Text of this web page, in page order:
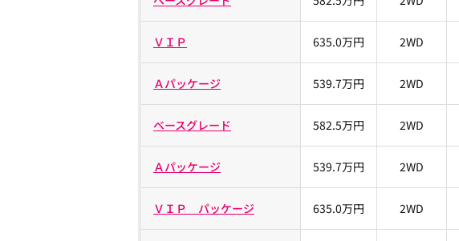
ＶＩＰ 635.0万円 2WD
Ａパッケージ 539.7万円 2WD
ベースグレード 582.5万円 2WD
Ａパッケージ 539.7万円 2WD
ＶＩＰ パッケージ 635.0万円 2WD